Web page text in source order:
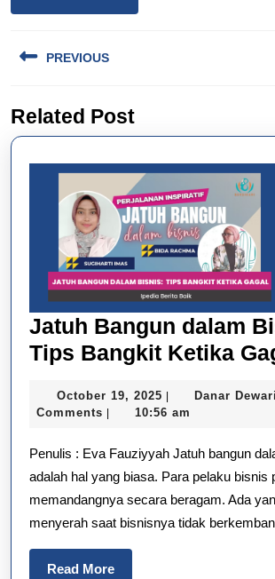
navigation
PREVIOUS
post:
Related Post
Jatuh Bangun dalam
Tips Bangkit Ketika
October 19, 2025 October
19,
Danar
Comments
10:56 am
Penulis : Eva Fauziyyah Jatuh bangun
adalah hal yang biasa. Para pelaku bisnis
memandangnya secara beragam. Ada
menyerah saat bisnisnya tidak
Read MoreRead